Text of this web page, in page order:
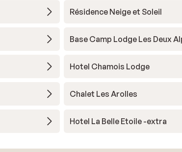
Résidence Neige et Soleil
Base Camp Lodge Les Deux
Hotel Chamois Lodge
Chalet Les Arolles
Hotel La Belle Etoile -extra